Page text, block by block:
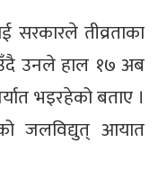
सरकारले तीव्रताका
उनले हाल १७ अब
भइरहेको बताए ।
जलविद्युत् आयात